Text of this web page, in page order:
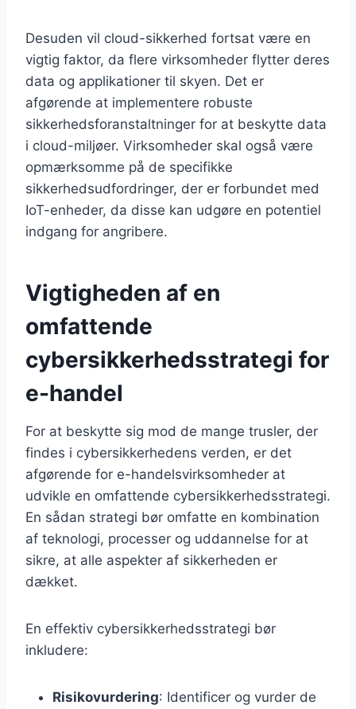
Desuden vil cloud-sikkerhed fortsat være en
vigtig faktor, da flere virksomheder flytter deres
data og applikationer til skyen. Det er
afgørende at implementere robuste
sikkerhedsforanstaltninger for at beskytte data
i cloud-miljøer. Virksomheder skal også være
opmærksomme på de specifikke
sikkerhedsudfordringer, der er forbundet med
IoT-enheder, da disse kan udgøre en potentiel
indgang for angribere.
Vigtigheden af en
omfattende
cybersikkerhedsstrategi for
e-handel
For at beskytte sig mod de mange trusler, der
findes i cybersikkerhedens verden, er det
afgørende for e-handelsvirksomheder at
udvikle en omfattende cybersikkerhedsstrategi.
En sådan strategi bør omfatte en kombination
af teknologi, processer og uddannelse for at
sikre, at alle aspekter af sikkerheden er
dækket.
En effektiv cybersikkerhedsstrategi bør
inkludere:
Risikovurdering: Identificer og vurder de